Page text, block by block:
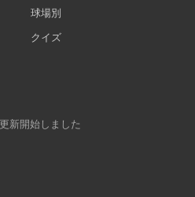
球場別
クイズ
新開始しました